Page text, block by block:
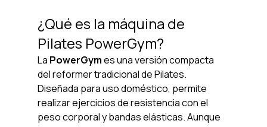
¿Qué es la máquina de
Pilates PowerGym?
La PowerGym es una versión compacta
del reformer tradicional de Pilates.
Diseñada para uso doméstico, permite
realizar ejercicios de resistencia con el
peso corporal y bandas elásticas. Aunque